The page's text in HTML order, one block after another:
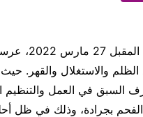
ستشهد الطبقة
الظلم والاستغلال والقهر.
السبق في العمل
بجرادة، وذلك في ظل